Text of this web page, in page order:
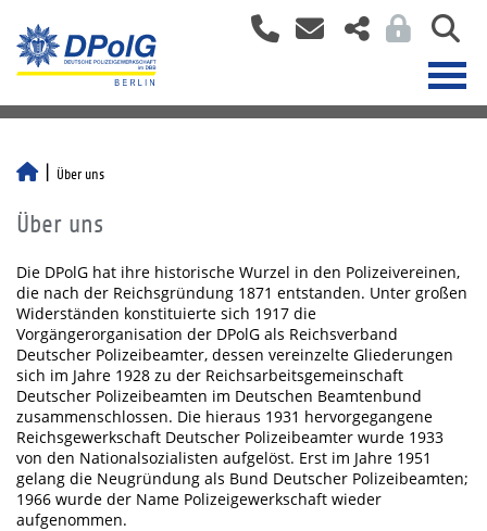
Über uns
Über uns
Die DPolG hat ihre historische Wurzel in den Polizeivereinen,
die nach der Reichsgründung 1871 entstanden. Unter großen
Widerständen konstituierte sich 1917 die
Vorgängerorganisation der DPolG als Reichsverband
Deutscher Polizeibeamter, dessen vereinzelte Gliederungen
sich im Jahre 1928 zu der Reichsarbeitsgemeinschaft
Deutscher Polizeibeamten im Deutschen Beamtenbund
zusammenschlossen. Die hieraus 1931 hervorgegangene
Reichsgewerkschaft Deutscher Polizeibeamter wurde 1933
von den Nationalsozialisten aufgelöst. Erst im Jahre 1951
gelang die Neugründung als Bund Deutscher Polizeibeamten;
1966 wurde der Name Polizeigewerkschaft wieder
aufgenommen.